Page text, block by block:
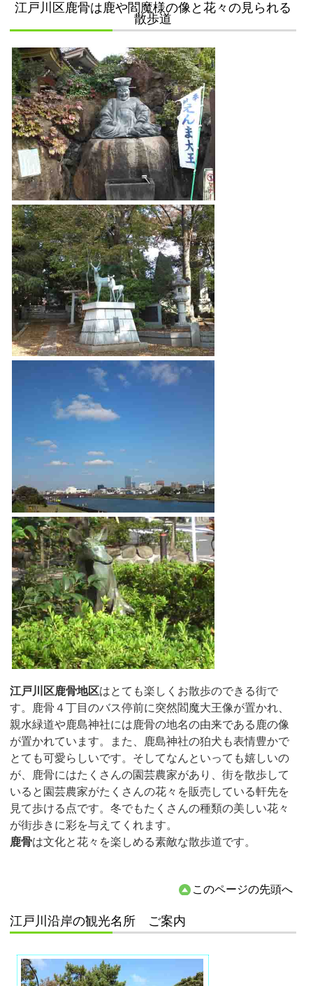
江戸川区鹿骨は鹿や閻魔様の像と花々の見られる
散歩道
江戸川区鹿骨地区はとても楽しくお散歩のできる街で
す。鹿骨４丁目のバス停前に突然閻魔大王像が置かれ、
親水緑道や鹿島神社には鹿骨の地名の由来である鹿の像
が置かれています。また、鹿島神社の狛犬も表情豊かで
とても可愛らしいです。そしてなんといっても嬉しいの
が、鹿骨にはたくさんの園芸農家があり、街を散歩して
いると園芸農家がたくさんの花々を販売している軒先を
見て歩ける点です。冬でもたくさんの種類の美しい花々
が街歩きに彩を与えてくれます。
鹿骨は文化と花々を楽しめる素敵な散歩道です。
このページの先頭へ
江戸川沿岸の観光名所 ご案内